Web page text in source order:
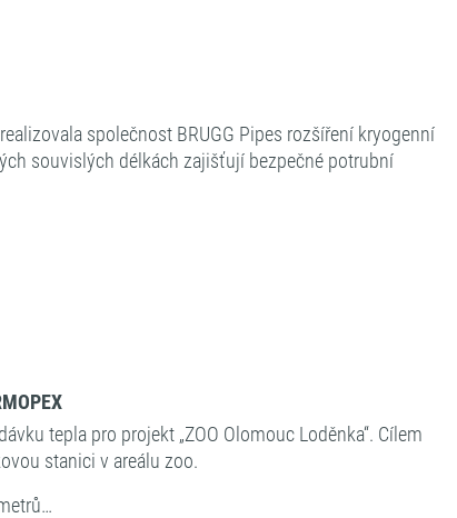
společnost BRUGG Pipes rozšíření kryogenní
souvislých délkách zajišťují bezpečné potrubní
tepla pro projekt „ZOO Olomouc Loděnka“. Cílem
stanici v areálu zoo.